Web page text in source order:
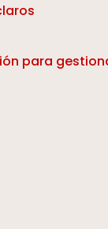
para